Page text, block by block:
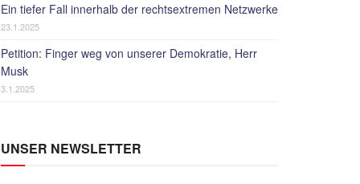
Ein tiefer Fall innerhalb der rechtsextremen Netzwerke
23.1.2025
Petition: Finger weg von unserer Demokratie, Herr
Musk
3.1.2025
UNSER NEWSLETTER